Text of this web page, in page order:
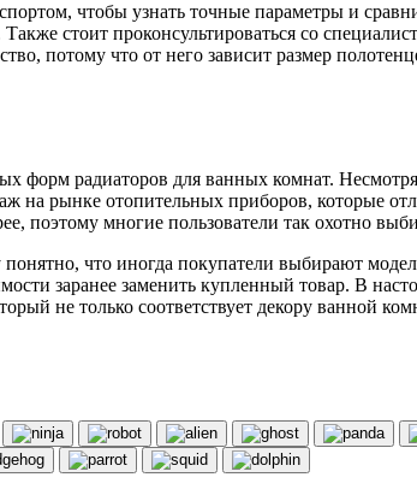
чтобы узнать точные параметры и
стоит проконсультироваться со
потому что от него зависит размер
форм радиаторов для ванных комнат.
на рынке отопительных приборов, которые
поэтому многие пользователи так охотно
что иногда покупатели выбирают
заранее заменить купленный товар. В
не только соответствует декору ванной